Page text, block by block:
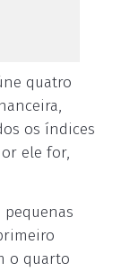
quatro
os índices
ele for,
pequenas
o quarto